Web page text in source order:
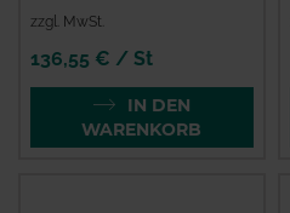
zzgl. MwSt.
136,55 € / St
IN DEN
WARENKORB